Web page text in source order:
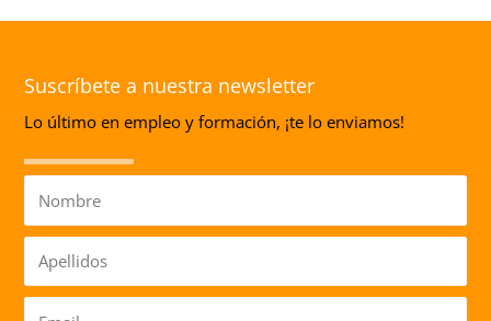
Suscríbete a nuestra newsletter
Lo último en empleo y formación, ¡te lo enviamos!
Nombre
Apellidos